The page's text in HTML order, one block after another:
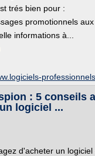
trés bien pour :
promotionnels
informations à...
: 5 conseils
logiciel ...
d'acheter un